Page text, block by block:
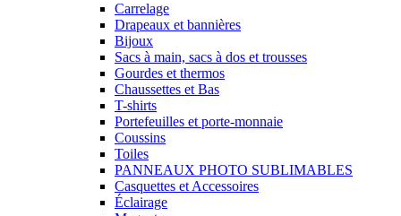
Carrelage
Drapeaux et bannières
Bijoux
Sacs à main, sacs à dos et trousses
Gourdes et thermos
Chaussettes et Bas
T-shirts
Portefeuilles et porte-monnaie
Coussins
Toiles
PANNEAUX PHOTO SUBLIMABLES
Casquettes et Accessoires
Éclairage